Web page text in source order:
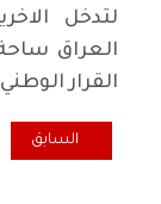
لتدخل
العراق
القرار
المقال
السابق